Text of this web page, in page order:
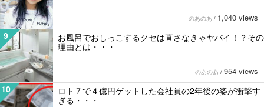
のあのあ / 1,040 views
9
お風呂でおしっこするクセは直さなきゃヤバイ！？その
理由とは・・・
のあのあ / 954 views
10
ロト７で４億円ゲットした会社員の2年後の姿が衝撃す
ぎる・・・